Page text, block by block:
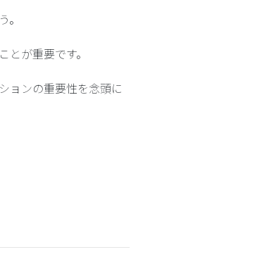
が重要です。
ョンの重要性を念頭に